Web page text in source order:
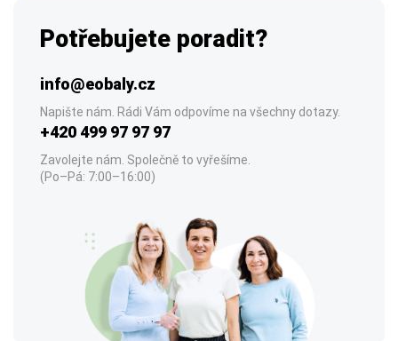
Potřebujete poradit?
info@eobaly.cz
Napište nám. Rádi Vám odpovíme na všechny dotazy.
+420 499 97 97 97
Zavolejte nám. Společně to vyřešíme.
(Po–Pá: 7:00–16:00)